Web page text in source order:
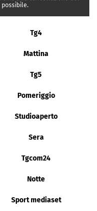
Tg4
Mattina
Tg5
Pomeriggio
Studioaperto
Sera
Tgcom24
Notte
Sport mediaset